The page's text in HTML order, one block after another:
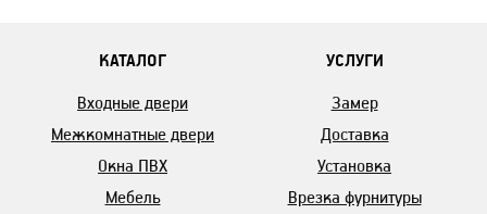
КАТАЛОГ
Входные двери
Межкомнатные двери
Окна ПВХ
Мебель
УСЛУГИ
Замер
Доставка
Установка
Врезка фурнитуры